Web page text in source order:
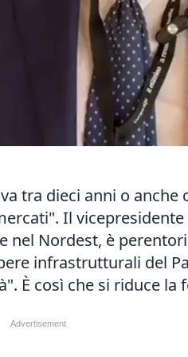
tra dieci anni o
Il
Nordest, è
infrastrutturali del
È così che si riduce la